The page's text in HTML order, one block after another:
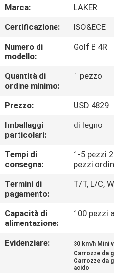
FATORY
TOUR
CONTROLLO
DI
QUALITÀ
CONTATTACI
NOTIZIE
MAPPA
DEL
SITO
INFORMATIVA
Marca:
LAKER
Certificazione:
ISO&ECE
Numero di
modello:
Golf B 4R
Quantità di
ordine minimo:
1 pezzo
Prezzo:
USD 4829
Imballaggi
particolari:
di legno
Tempi di
consegna:
1-5 pezzi
pezzi
Termini di
pagamento:
T/T, L/C,
Capacità di
alimentazione:
100 pezzi
Evidenziare: 30 km/h Mini
Carrozze da
Carrozze da
acido